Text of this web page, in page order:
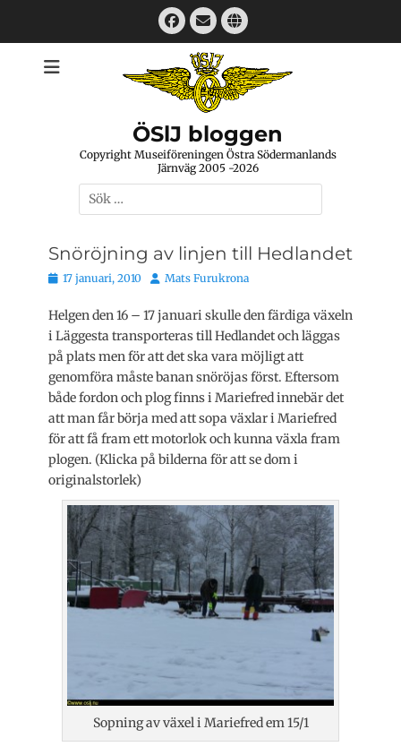
Facebook
E-
mail
Webbplats
ÖSlJ bloggen
Copyright Museiföreningen Östra Södermanlands
Järnväg 2005 -2026
Sök
efter:
Snöröjning av linjen till Hedlandet
Publicerat
17 januari, 2010 Författare
Mats Furukrona
Helgen den 16 – 17 januari skulle den färdiga växeln
i Läggesta transporteras till Hedlandet och läggas
på plats men för att det ska vara möjligt att
genomföra måste banan snöröjas först. Eftersom
både fordon och plog finns i Mariefred innebär det
att man får börja med att sopa växlar i Mariefred
för att få fram ett motorlok och kunna växla fram
plogen. (Klicka på bilderna för att se dom i
originalstorlek)
Sopning av växel i Mariefred em 15/1